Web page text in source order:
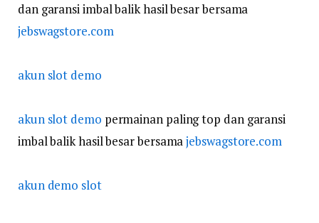
dan garansi imbal balik hasil besar bersama
jebswagstore.com
akun slot demo
akun slot demo permainan paling top dan garansi
imbal balik hasil besar bersamajebswagstore.com
akun demo slot